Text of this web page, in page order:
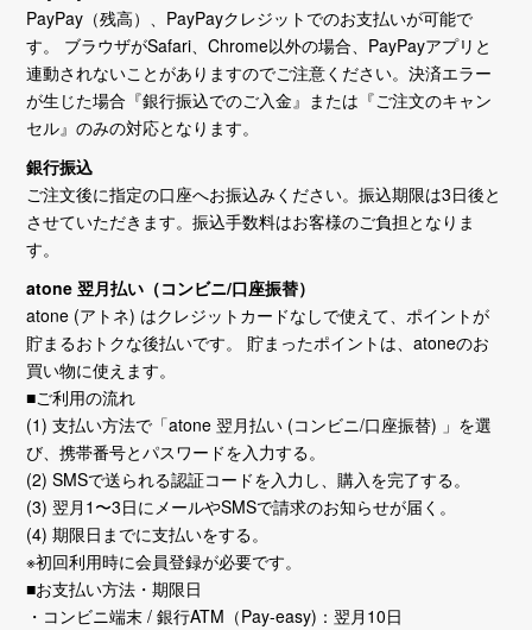
2025/01/07
1/8 00:00-5:00 の間ECサイトメンテナンスのためご利用
いただけません。ご理解のほどよろしくお願いいたしま
す。
2024/12/01
年末年始の出荷業務についてのお知らせ
た！
2024/11/20
『ホロカ』『ユニアリ』新作 20時より予約受付！
2024/11/12
『テラスタルフェスex』『時空創竜』『ディズニーツムツ
ム』 20時より予約受付！
2024/11/10
ポケモンカードゲーム シングルカードの取り扱いを開
始！
PayPay（残高）、PayPayクレジットでのお支払いが可能で
す。 ブラウザがSafari、Chrome以外の場合、PayPayアプリと
連動されないことがありますのでご注意ください。決済エラー
が生じた場合『銀行振込でのご入金』または『ご注文のキャン
セル』のみの対応となります。
銀行振込
ご注文後に指定の口座へお振込みください。振込期限は3日後と
させていただきます。振込手数料はお客様のご負担となりま
す。
atone 翌月払い（コンビニ/口座振替）
atone (アトネ) はクレジットカードなしで使えて、ポイントが
貯まるおトクな後払いです。 貯まったポイントは、atoneのお
買い物に使えます。
■ご利用の流れ
(1) 支払い方法で「atone 翌月払い (コンビニ/口座振替) 」を選
び、携帯番号とパスワードを入力する。
(2) SMSで送られる認証コードを入力し、購入を完了する。
(3) 翌月1〜3日にメールやSMSで請求のお知らせが届く。
(4) 期限日までに支払いをする。
※初回利用時に会員登録が必要です。
■お支払い方法・期限日
・コンビニ端末 / 銀行ATM（Pay-easy)：翌月10日